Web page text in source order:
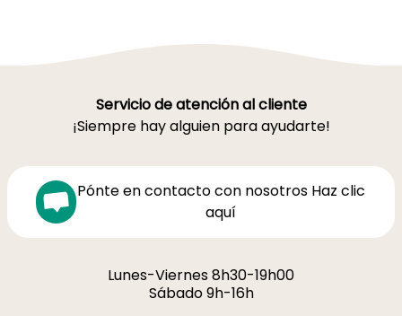
Servicio de atención al cliente
¡Siempre hay alguien para ayudarte!
Pónte en contacto con nosotros Haz clic
aquí
Lunes-Viernes 8h30-19h00
Sábado 9h-16h